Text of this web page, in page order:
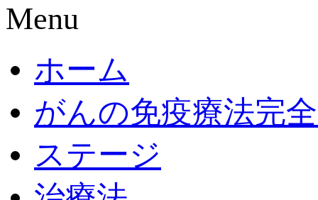
Menu
ホーム
がんの免疫療法完
ステージ